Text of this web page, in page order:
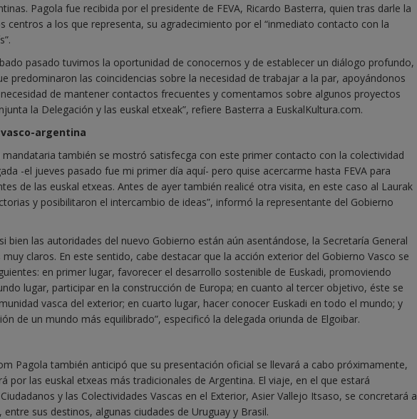
Pagola fue recibida por el presidente de FEVA, Ricardo Basterra, quien tras darle la
centros a los que representa, su agradecimiento por el “inmediato contacto con la
pasado tuvimos la oportunidad de conocernos y de establecer un diálogo profundo,
predominaron las coincidencias sobre la necesidad de trabajar a la par, apoyándonos
de mantener contactos frecuentes y comentamos sobre algunos proyectos
la Delegación y las euskal etxeak”, refiere Basterra a EuskalKultura.com.
argentina
también se mostró satisfecga con este primer contacto con la colectividad
-el jueves pasado fue mi primer día aquí- pero quise acercarme hasta FEVA para
de las euskal etxeas. Antes de ayer también realicé otra visita, en este caso al Laurak
y posibilitaron el intercambio de ideas”, informó la representante del Gobierno
bien las autoridades del nuevo Gobierno están aún asentándose, la Secretaría General
claros. En este sentido, cabe destacar que la acción exterior del Gobierno Vasco se
en primer lugar, favorecer el desarrollo sostenible de Euskadi, promoviendo
lugar, participar en la construcción de Europa; en cuanto al tercer objetivo, éste se
vasca del exterior; en cuarto lugar, hacer conocer Euskadi en todo el mundo; y
de un mundo más equilibrado”, especificó la delegada oriunda de Elgoibar.
Pagola también anticipó que su presentación oficial se llevará a cabo próximamente,
por las euskal etxeas más tradicionales de Argentina. El viaje, en el que estará
y las Colectividades Vascas en el Exterior, Asier Vallejo Itsaso, se concretará a
sus destinos, algunas ciudades de Uruguay y Brasil.